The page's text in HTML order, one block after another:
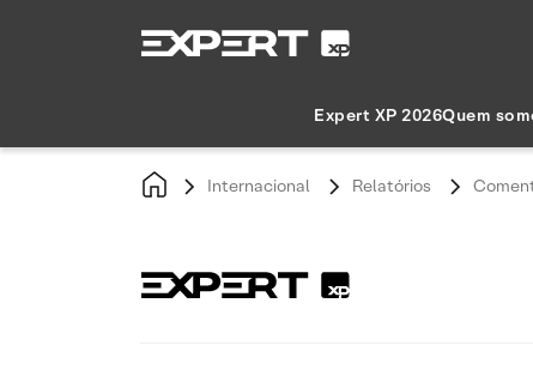
Expert XP 2026Quem
Internacional Relatórios